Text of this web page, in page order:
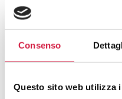
Consenso
Questo sito web utilizza
Lombardia
Istituto
Via Giuseppe Mercalli,